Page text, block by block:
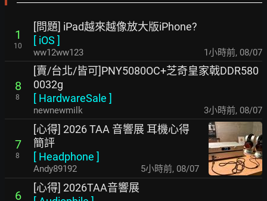
1
10
[問題] iPad越來越像放大版iPhone?
[ iOS ]
ww12ww123 1小時前, 08/07
8
8
[賣/台北/皆可]PNY5080OC+芝奇皇家戟DDR580
0032g
[ HardwareSale ]
newnewmilk 3小時前, 08/07
7
8
[心得] 2026 TAA 音響展 耳機心得
簡評
[ Headphone ]
Andy89192 5小時前, 08/07
6
[心得] 2026TAA音響展